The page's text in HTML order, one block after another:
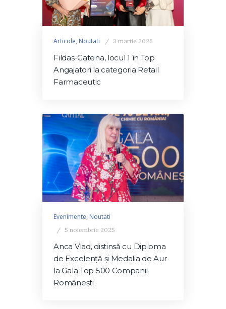
Articole, Noutati 3 martie 2026
Fildas-Catena, locul 1 în Top
Angajatori la categoria Retail
Farmaceutic
Evenimente, Noutati
5 noiembrie 2025
Anca Vlad, distinsă cu Diploma
de Excelență și Medalia de Aur
la Gala Top 500 Companii
Românești